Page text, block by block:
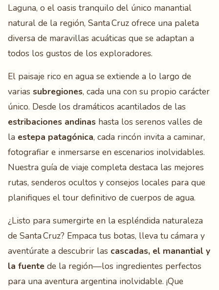
Laguna, o el oasis tranquilo del único manantial
natural de la región, Santa Cruz ofrece una paleta
diversa de maravillas acuáticas que se adaptan a
todos los gustos de los exploradores.
El paisaje rico en agua se extiende a lo largo de
varias subregiones, cada una con su propio carácter
único. Desde los dramáticos acantilados de las
estribaciones andinas hasta los serenos valles de
la estepa patagónica, cada rincón invita a caminar,
fotografiar e inmersarse en escenarios inolvidables.
Nuestra guía de viaje completa destaca las mejores
rutas, senderos ocultos y consejos locales para que
planifiques el tour definitivo de cuerpos de agua.
¿Listo para sumergirte en la espléndida naturaleza
de Santa Cruz? Empaca tus botas, lleva tu cámara y
aventúrate a descubrir las cascadas, el manantial y
la fuente de la región—los ingredientes perfectos
para una aventura argentina inolvidable. ¡Que